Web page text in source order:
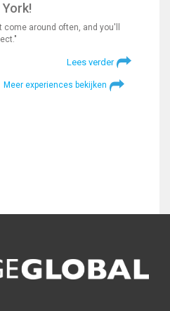
around often, and you'll
Lees verder
Meer experiences bekijken